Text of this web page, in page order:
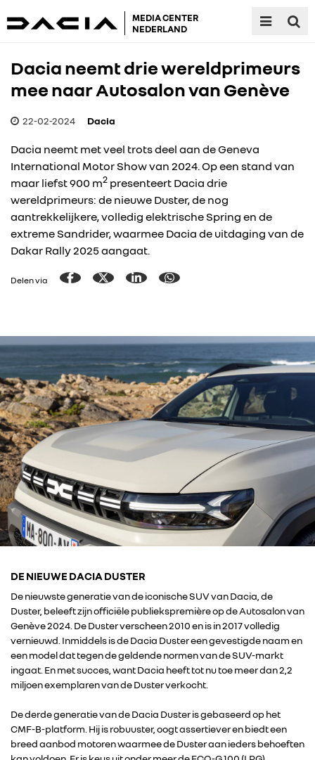
MEDIA CENTER
NEDERLAND
Dacia neemt drie wereldprimeurs
mee naar Autosalon van Genève
22-02-2024 Dacia
Dacia neemt met veel trots deel aan de Geneva
International Motor Show van 2024. Op een stand van
maar liefst 900 m2 presenteert Dacia drie
wereldprimeurs: de nieuwe Duster, de nog
aantrekkelijkere, volledig elektrische Spring en de
extreme Sandrider, waarmee Dacia de uitdaging van de
Dakar Rally 2025 aangaat.
Delen via
DE NIEUWE DACIA DUSTER
De nieuwste generatie van de iconische SUV van Dacia, de
Duster, beleeft zijn officiële publiekspremière op de Autosalon van
Genève 2024. De Duster verscheen 2010 en is in 2017 volledig
vernieuwd. Inmiddels is de Dacia Duster een gevestigde naam en
een model dat tegen de geldende normen van de SUV-markt
ingaat. En met succes, want Dacia heeft tot nu toe meer dan 2,2
miljoen exemplaren van de Duster verkocht.
De derde generatie van de Dacia Duster is gebaseerd op het
CMF-B-platform. Hij is robuuster, oogt assertiever en biedt een
breed aanbod motoren waarmee de Duster aan ieders behoeften